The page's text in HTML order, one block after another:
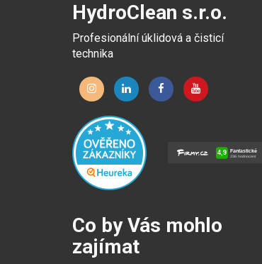
HydroClean s.r.o.
Profesionální úklidová a čisticí
technika
Co by Vás mohlo
zajímat